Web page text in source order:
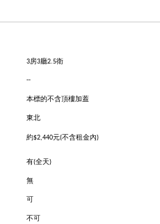
3房3廳2.5衛
--
本標的不含頂樓加蓋
東北
約$2,440元(不含租金內)
有(全天)
無
可
不可